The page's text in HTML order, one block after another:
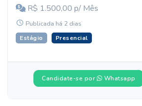
R$ 1.500,00 p/ Mês
Publicada há 2 dias
Estágio Presencial
Candidate-se por Whatsapp